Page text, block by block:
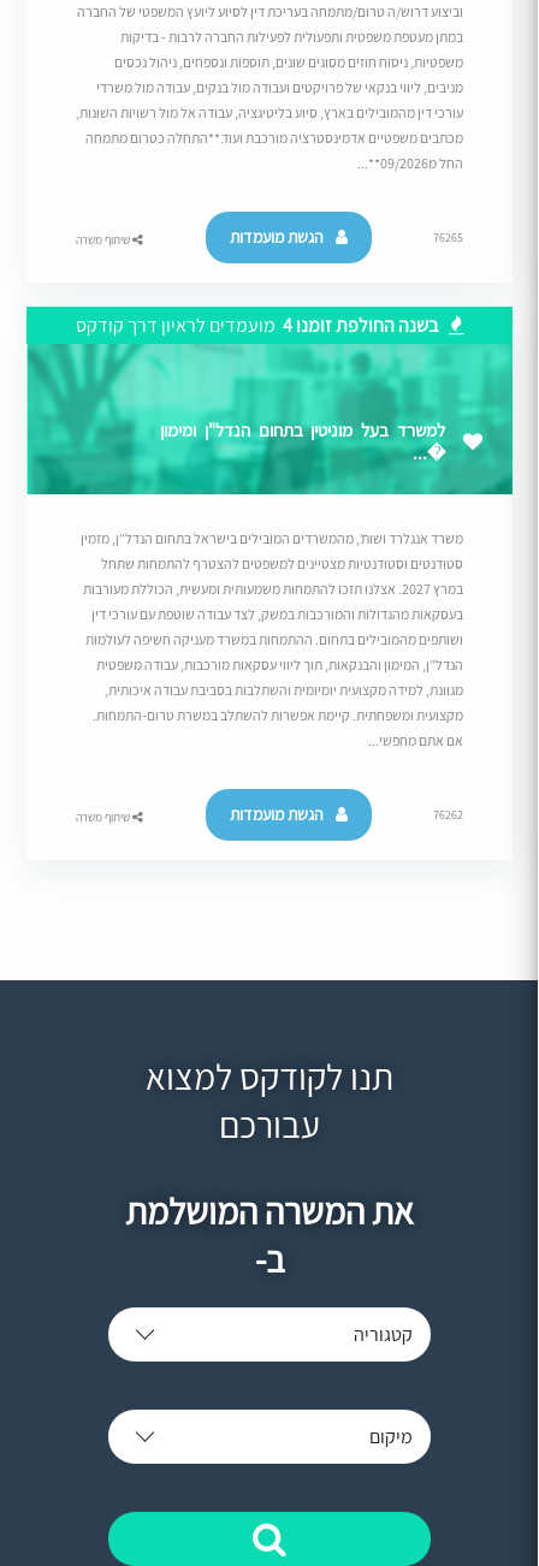
וביצוע דרוש/ה טרום/מתמחה בעריכת דין לסיוע ליועץ המשפטי של החברה
במתן מעטפת משפטית ותפעולית לפעילות החברה לרבות - בדיקות
משפטיות, ניסוח חוזים מסוגים שונים, תוספות ונספחים, ניהול נכסים
מניבים, ליווי בנקאי של פרויקטים ועבודה מול בנקים, עבודה מול משרדי
עורכי דין מהמובילים בארץ, סיוע בליטיגציה, עבודה אל מול רשויות השונות,
מכתבים משפטיים אדמינסטרציה מורכבת ועוד.**התחלה כטרום מתמחה
החל מ09/2026**...
76265 הגשת מועמדות שיתוף משרה
בשנה החולפת זומנו 4 מועמדים לראיון דרך קודקס
למשרד בעל מוניטין בתחום הנדל"ן ומימון
�...
משרד אנגלרד ושות’, מהמשרדים המובילים בישראל בתחום הנדל”ן, מזמין
סטודנטים וסטודנטיות מצטיינים למשפטים להצטרף להתמחות שתחל
במרץ 2027. אצלנו תזכו להתמחות משמעותית ומעשית, הכוללת מעורבות
בעסקאות מהגדולות והמורכבות במשק, לצד עבודה שוטפת עם עורכי דין
ושותפים מהמובילים בתחום. ההתמחות במשרד מעניקה חשיפה לעולמות
הנדל”ן, המימון והבנקאות, תוך ליווי עסקאות מורכבות, עבודה משפטית
מגוונת, למידה מקצועית יומיומית והשתלבות בסביבת עבודה איכותית,
מקצועית ומשפחתית. קיימת אפשרות להשתלב במשרת טרום-התמחות.
אם אתם מחפשי...
76262 הגשת מועמדות שיתוף משרה
תנו לקודקס למצוא
עבורכם
את המשרה המושלמת
ב-
קטגוריה
מיקום